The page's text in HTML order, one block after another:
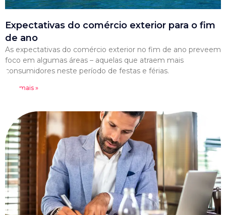
Expectativas do comércio exterior para o fim
de ano
As expectativas do comércio exterior no fim de ano preveem
foco em algumas áreas – aquelas que atraem mais
consumidores neste período de festas e férias.
Leia mais »